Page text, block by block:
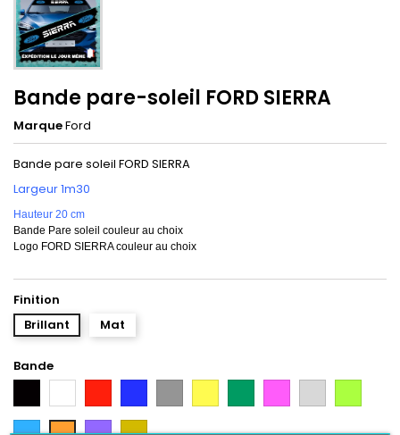
Bande pare-soleil FORD SIERRA
MarqueFord
Bande pare soleil FORD SIERRA
Largeur 1m30
Hauteur 20 cm
Bande Pare soleil couleur au choix
Logo FORD SIERRA couleur au choix
Finition
Brillant
Mat
Bande
ArgentCitron
Bleu
OrangeViolet Gold